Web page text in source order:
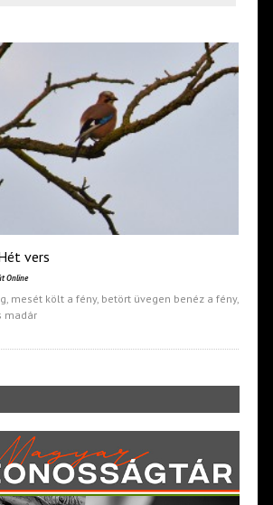
vers
Online
mesét költ a fény, betört üvegen benéz a fény,
madár